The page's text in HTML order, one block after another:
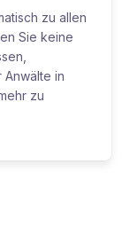
zu allen
Sie keine
in
zu